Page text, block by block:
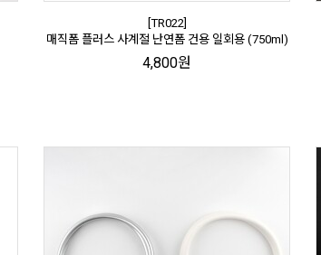
[TR022]
매직폼 플러스 사계절 난연폼 건용 일회용 (750ml)
4,800원